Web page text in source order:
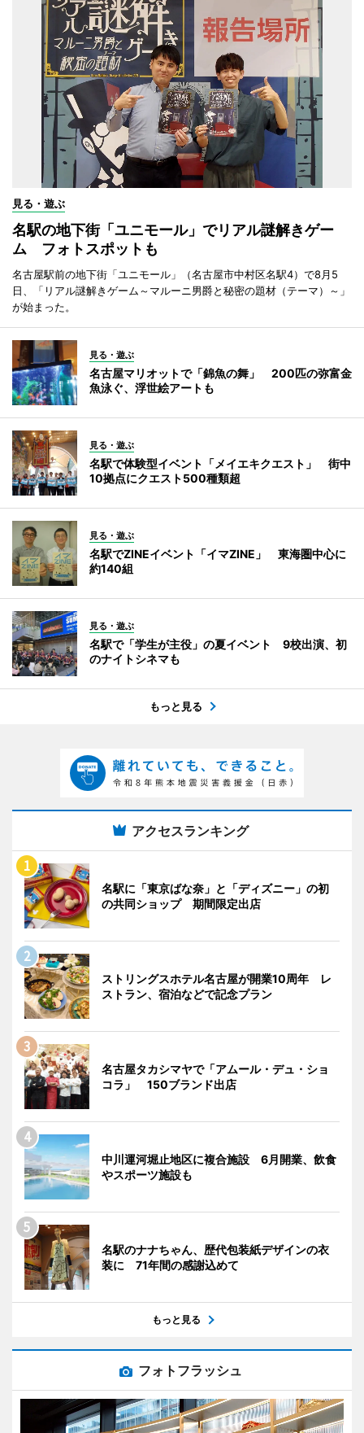
見る・遊ぶ
名駅の地下街「ユニモール」でリアル謎解きゲー
ム フォトスポットも
名古屋駅前の地下街「ユニモール」（名古屋市中村区名駅4）で8月5
日、「リアル謎解きゲーム～マルーニ男爵と秘密の題材（テーマ）～」
が始まった。
見る・遊ぶ
名古屋マリオットで「錦魚の舞」 200匹の弥富金
魚泳ぐ、浮世絵アートも
見る・遊ぶ
名駅で体験型イベント「メイエキクエスト」 街中
10拠点にクエスト500種類超
見る・遊ぶ
名駅でZINEイベント「イマZINE」 東海圏中心に
約140組
見る・遊ぶ
名駅で「学生が主役」の夏イベント 9校出演、初
のナイトシネマも
もっと見る
アクセスランキング
名駅に「東京ばな奈」と「ディズニー」の初
の共同ショップ 期間限定出店
ストリングスホテル名古屋が開業10周年 レ
ストラン、宿泊などで記念プラン
名古屋タカシマヤで「アムール・デュ・ショ
コラ」 150ブランド出店
中川運河堀止地区に複合施設 6月開業、飲食
やスポーツ施設も
名駅のナナちゃん、歴代包装紙デザインの衣
装に 71年間の感謝込めて
もっと見る
フォトフラッシュ